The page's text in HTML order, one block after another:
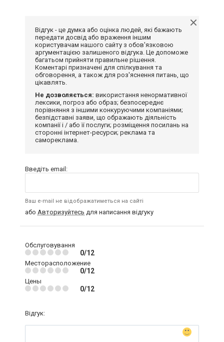
Відгук - це думка або оцінка людей, які бажають
передати досвід або враження іншим
користувачам нашого сайту з обов'язковою
аргументацією залишеного відгука. Це допоможе
багатьом прийняти правильне рішення.
Коментарі призначені для спілкування та
обговорення, а також для роз'яснення питань, що
цікавлять.
Не дозволяється: використання ненормативної
лексики, погроз або образ; безпосереднє
порівняння з іншими конкуруючими компаніями;
безпідставні заяви, що ображають діяльність
компанії і / або її послуги; розміщення посилань на
сторонні інтернет-ресурси; реклама та
самореклама.
Введіть email:
Ваш e-mail не відображатиметься на сайті
або Авторизуйтесь для написання відгуку
Обслуговування
0/12
Месторасположение
0/12
Цены
0/12
Відгук: